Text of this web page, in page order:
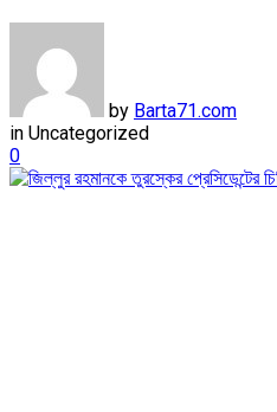
by Barta71.com
in Uncategorized
0